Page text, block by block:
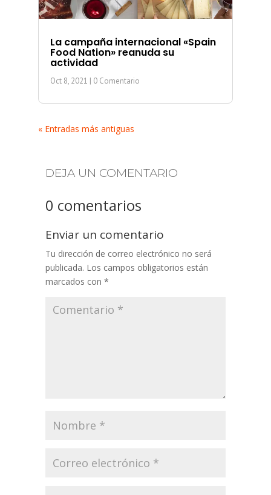
La campaña internacional «Spain
Food Nation» reanuda su
actividad
Oct 8, 2021 | 0 Comentario
« Entradas más antiguas
DEJA UN COMENTARIO
0 comentarios
Enviar un comentario
Tu dirección de correo electrónico no será
publicada. Los campos obligatorios están
marcados con *